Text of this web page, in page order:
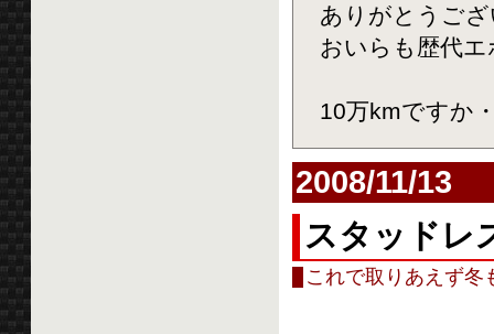
ありがとうご
おいらも歴代
10万kmですか
2008/11/13
スタッドレ
これで取りあえず冬